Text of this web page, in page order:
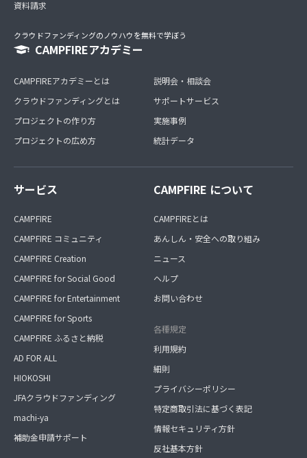
資料請求
クラウドファンディングのノウハウを無料で学ぼう
CAMPFIREアカデミー
CAMPFIREアカデミーとは
クラウドファンディングとは
プロジェクトの作り方
プロジェクトの広め方
説明会・相談会
サポートサービス
実施事例
統計データ
サービス
CAMPFIRE
CAMPFIRE コミュニティ
CAMPFIRE Creation
CAMPFIRE for Social Good
CAMPFIRE for Entertainment
CAMPFIRE for Sports
CAMPFIRE ふるさと納税
AD FOR ALL
HIOKOSHI
JFAクラウドファンディング
machi-ya
補助金申請サポート
CAMPFIRE について
CAMPFIREとは
あんしん・安全への取り組み
ニュース
ヘルプ
お問い合わせ
各種規定
利用規約
細則
プライバシーポリシー
特定商取引法に基づく表記
情報セキュリティ方針
反社基本方針